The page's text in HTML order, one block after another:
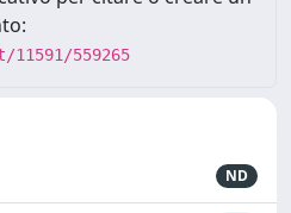
559265
ND